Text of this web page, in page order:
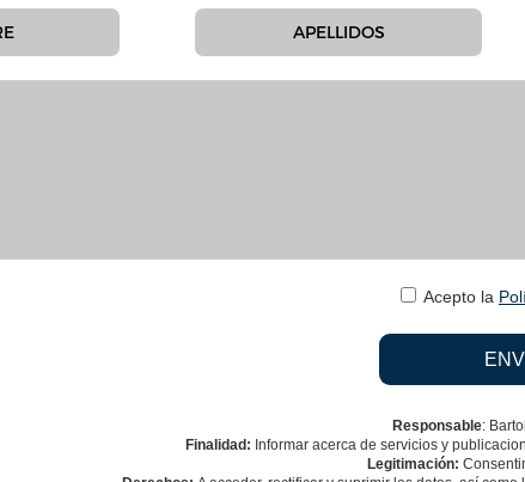
Acepto la
Responsable:
Finalidad: Informar acerca de servicios y
Legitimación: